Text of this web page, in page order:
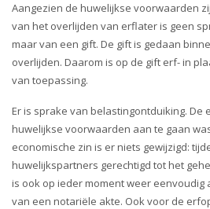
o
n
Aangezien de huwelijkse voorwaarden
van het overlijden van erflater is geen
maar van een gift. De gift is gedaan
overlijden. Daarom is op de gift erf- in
van toepassing.
Er is sprake van belastingontduiking. De
huwelijkse voorwaarden aan te gaan
economische zin is er niets gewijzigd:
huwelijkspartners gerechtigd tot het
is ook op ieder moment weer eenvoudig
van een notariële akte. Ook voor de